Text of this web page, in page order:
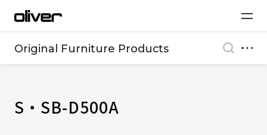
Original Furniture Products
S・SB-D500A